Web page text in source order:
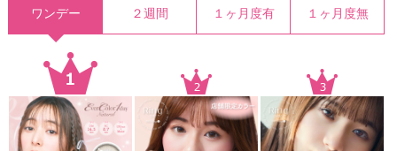
ワンデー ２週間 １ヶ月度有 １ヶ月度無